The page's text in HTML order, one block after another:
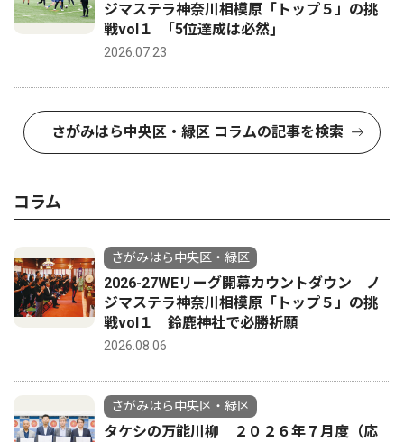
ジマステラ神奈川相模原「トップ５」の挑
戦vol１ ｢5位達成は必然｣
2026.07.23
さがみはら中央区・緑区 コラムの記事を検索
コラム
さがみはら中央区・緑区
2026-27WEリーグ開幕カウントダウン ノ
ジマステラ神奈川相模原「トップ５」の挑
戦vol１ 鈴鹿神社で必勝祈願
2026.08.06
さがみはら中央区・緑区
タケシの万能川柳 ２０２６年７月度（応